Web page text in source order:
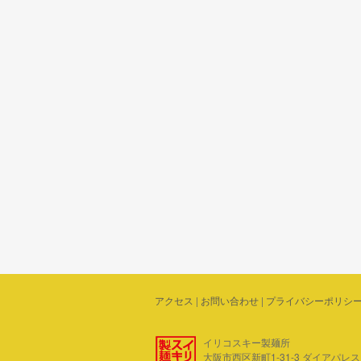
アクセス | お問い合わせ | プライバシーポリシ
イリコスキー製麺所
大阪市西区新町1-31-3 ダイアパレ